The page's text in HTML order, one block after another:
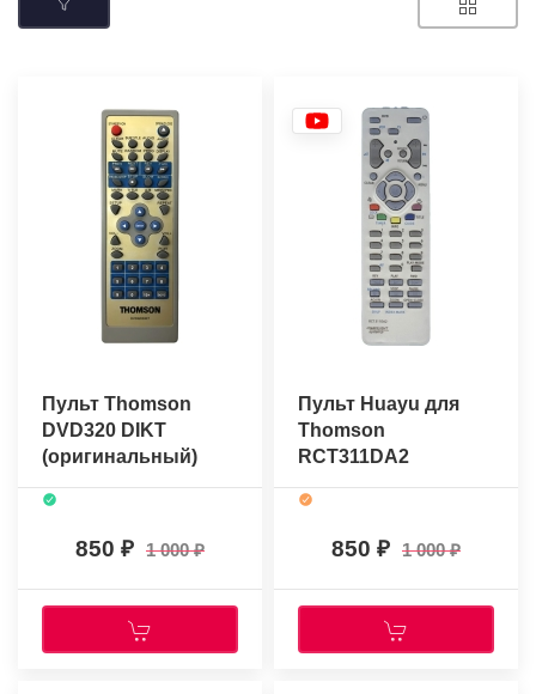
Пульт Thomson
DVD320 DIKT
(оригинальный)
850 1 000
Пульт Huayu для
Thomson
RCT311DA2
850 1 000